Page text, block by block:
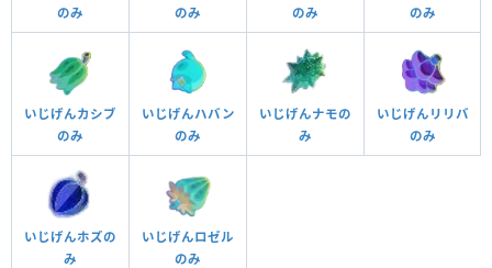
のみ
のみ
のみ
のみ
いじげんカシブ
のみ
いじげんハバン
のみ
いじげんナモの
み
いじげんリリバ
のみ
いじげんホズの
み
いじげんロゼル
のみ